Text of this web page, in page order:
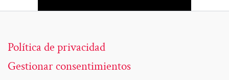
Política de privacidad
Gestionar consentimientos